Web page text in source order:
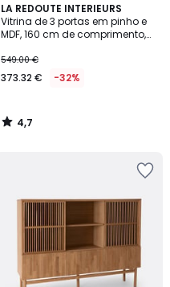
LA REDOUTE INTERIEURS
Vitrina de 3 portas em pinho e
MDF, 160 cm de comprimento,
549.00 €
373.32 € -32%
4,7
/ 5
4,7
/